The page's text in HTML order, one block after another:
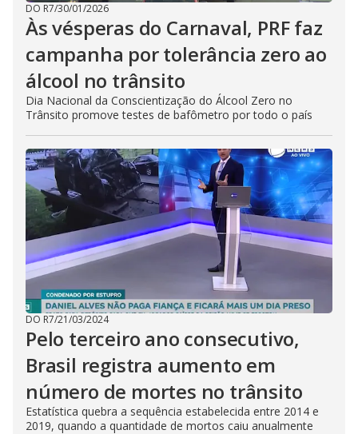
DO R7/30/01/2026
Às vésperas do Carnaval, PRF faz
campanha por tolerância zero ao
álcool no trânsito
Dia Nacional da Conscientização do Álcool Zero no
Trânsito promove testes de bafômetro por todo o país
DO R7/21/03/2024
Pelo terceiro ano consecutivo,
Brasil registra aumento em
número de mortes no trânsito
Estatística quebra a sequência estabelecida entre 2014 e
2019, quando a quantidade de mortos caiu anualmente